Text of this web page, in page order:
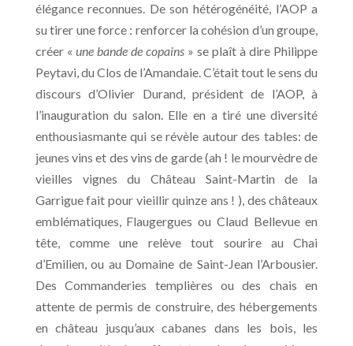
élégance reconnues. De son hétérogénéité, l’AOP a
su tirer une force : renforcer la cohésion d’un groupe,
créer « une bande de copains» se plaît à dire Philippe
Peytavi, du Clos de l’Amandaie. C’était tout le sens du
discours d’Olivier Durand, président de l’AOP, à
l’inauguration du salon. Elle en a tiré une diversité
enthousiasmante qui se révèle autour des tables: de
jeunes vins et des vins de garde (ah ! le mourvèdre de
vieilles vignes du Château Saint-Martin de la
Garrigue fait pour vieillir quinze ans ! ), des châteaux
emblématiques, Flaugergues ou Claud Bellevue en
tête, comme une relève tout sourire au Chai
d’Emilien, ou au Domaine de Saint-Jean l’Arbousier.
Des Commanderies templières ou des chais en
attente de permis de construire, des hébergements
en château jusqu’aux cabanes dans les bois, les